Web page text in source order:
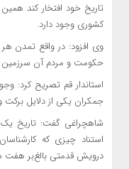
تاریخ خود افتخار کند
کشوری وجود دارد.
وی افزود: در واقع تمدن هر
حکومت و مردم آن
استاندار قم تصریح کرد:
جمکران یکی از دلایل برکت
شاهچراغی گفت: تاریخ
استناد چیزی که
درویش قدمتی بالغ‌بر هفت